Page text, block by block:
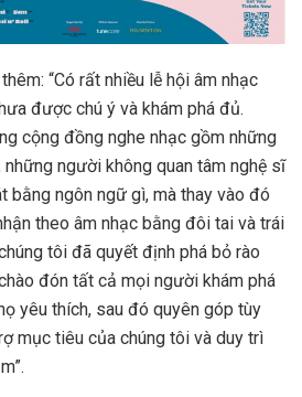
“Có rất nhiều lễ hội âm nhạc
được chú ý và khám phá đủ.
cộng đồng nghe nhạc gồm những
người không quan tâm nghệ sĩ
bằng ngôn ngữ gì, mà thay vào đó
theo âm nhạc bằng đôi tai và trái
tôi đã quyết định phá bỏ rào
đón tất cả mọi người khám phá
yêu thích, sau đó quyên góp tùy
mục tiêu của chúng tôi và duy trì